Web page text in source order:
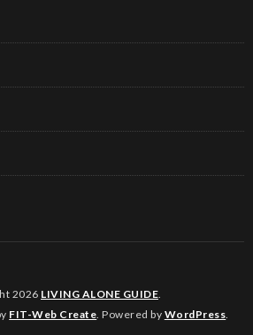
2026 LIVING ALONE GUIDE.
FIT-Web Create. Powered by WordPress.